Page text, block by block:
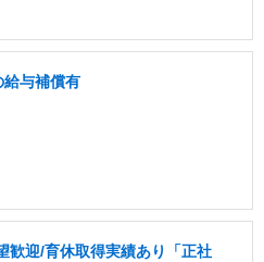
給与補償有
歓迎/育休取得実績あり「正社